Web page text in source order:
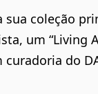
coleção
um “Living
curadoria do